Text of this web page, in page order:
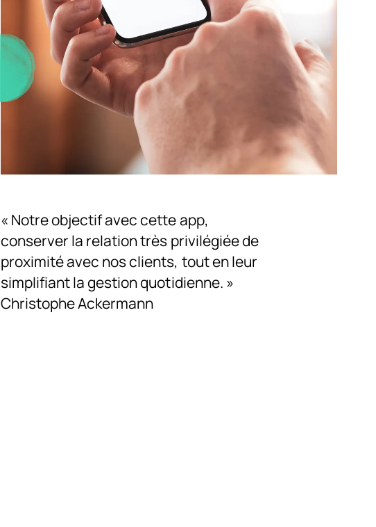
« Notre objectif avec cette app,
conserver la relation très privilégiée de
proximité avec nos clients, tout en leur
simplifiant la gestion quotidienne. »
Christophe Ackermann